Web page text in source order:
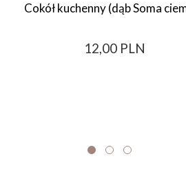
Cokół kuchenny (dąb Soma
12,00 PLN